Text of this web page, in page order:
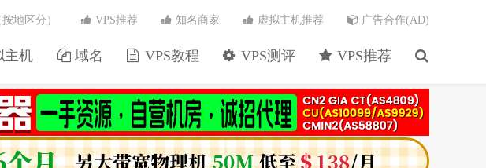
机 域名 VPS教程 VPS测评 VPS推荐
地区分） VPS推荐 知名商家 虚拟主机推荐 广告合作(AD)